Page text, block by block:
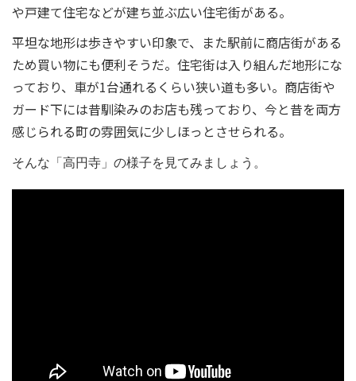
や戸建て住宅などが建ち並ぶ広い住宅街がある。
平坦な地形は歩きやすい印象で、また駅前に商店街がある
ため買い物にも便利そうだ。住宅街は入り組んだ地形にな
っており、車が1台通れるくらい狭い道も多い。商店街や
ガード下には昔馴染みのお店も残っており、今と昔を両方
感じられる町の雰囲気に少しほっとさせられる。
そんな「高円寺」の様子を見てみましょう。